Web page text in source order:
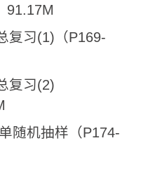
91.17M
习(1)（P169-
复习(2)
随机抽样（P174-